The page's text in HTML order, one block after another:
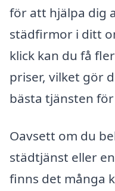
för att hjälpa dig
städfirmor i ditt
klick kan du få
priser, vilket gör
bästa tjänsten
Oavsett om du
städtjänst eller
finns det många